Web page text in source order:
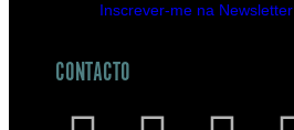
Inscrever-me na Newsletter
CONTACTO